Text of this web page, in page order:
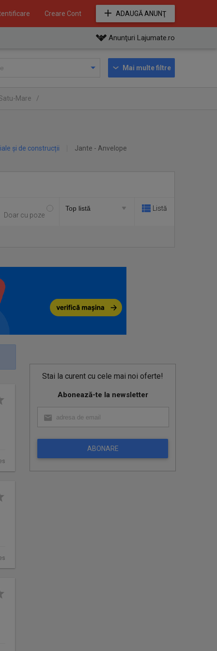
Creare Cont ADAUGĂ ANUNŢ
Anunţuri Lajumate.ro
Mai multe filtre
Mare /
și de construcții Jante - Anvelope
Doar cu poze
Listă
Stai la curent cu cele mai noi oferte!
Abonează-te la newsletter
ABONARE